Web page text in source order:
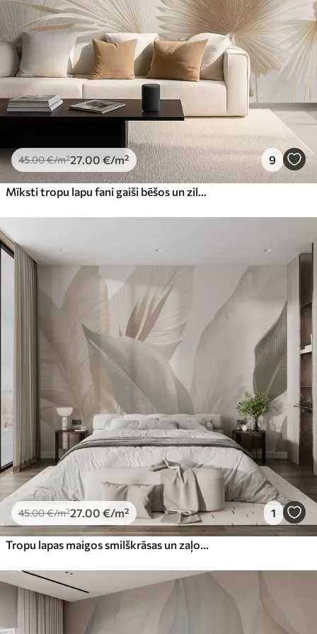
45.00€/m²27 .00 €/m² 9
45.00€/m²27 .00 €/m² 1